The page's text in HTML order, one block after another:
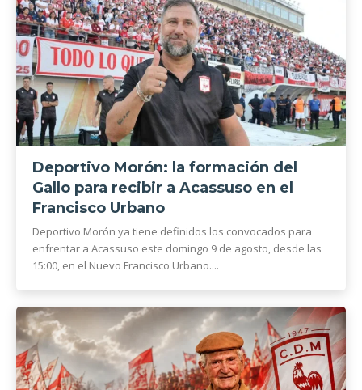
Deportivo Morón: la formación del
Gallo para recibir a Acassuso en el
Francisco Urbano
Deportivo Morón ya tiene definidos los convocados para
enfrentar a Acassuso este domingo 9 de agosto, desde las
15:00, en el Nuevo Francisco Urbano....